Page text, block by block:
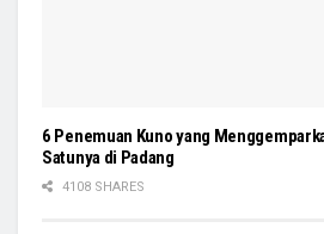
6 Penemuan Kuno yang
Satunya di Padang
4108 SHARES